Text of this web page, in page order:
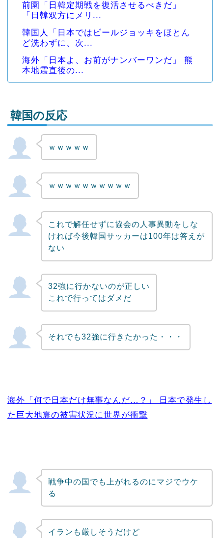
前園「日韓定期戦を復活させるべきだ」
「日韓双方にメリ...
韓国人「日本ではビールジョッキをほとん
ど洗わずに、次...
海外「日本よ、お前がナンバーワンだ」 熊
本地震直後の...
Powered by livedoor 相互RSS
韓国の反応
ｗｗｗｗｗ
ｗｗｗｗｗｗｗｗｗｗ
これで解任せずに協会の人事異動をしな
ければ今後韓国サッカーは100年は答えが
ない
32強に行かないのが正しい
これで行ってはダメだ
それでも32強に行きたかった・・・
海外「何で日本だけ無事なんだ…？」 日本で発生し
た巨大地震の被害状況に世界が衝撃
戦争中の国でも上がれるのにマジでウケ
る
イランも厳しそうだけど